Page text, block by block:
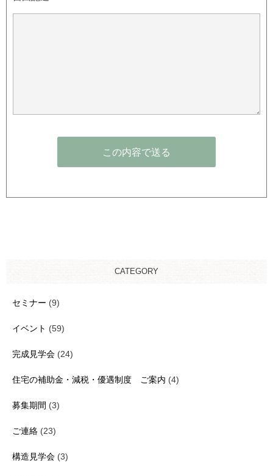
CATEGORY
セミナー (9)
イベント (59)
完成見学会 (24)
住宅の補助金・減税・優遇制度 ご案内 (4)
募集期間 (3)
ご連絡 (23)
構造見学会 (3)